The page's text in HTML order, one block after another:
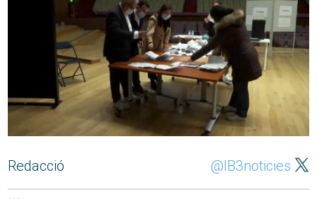
Redacció @IB3noticies